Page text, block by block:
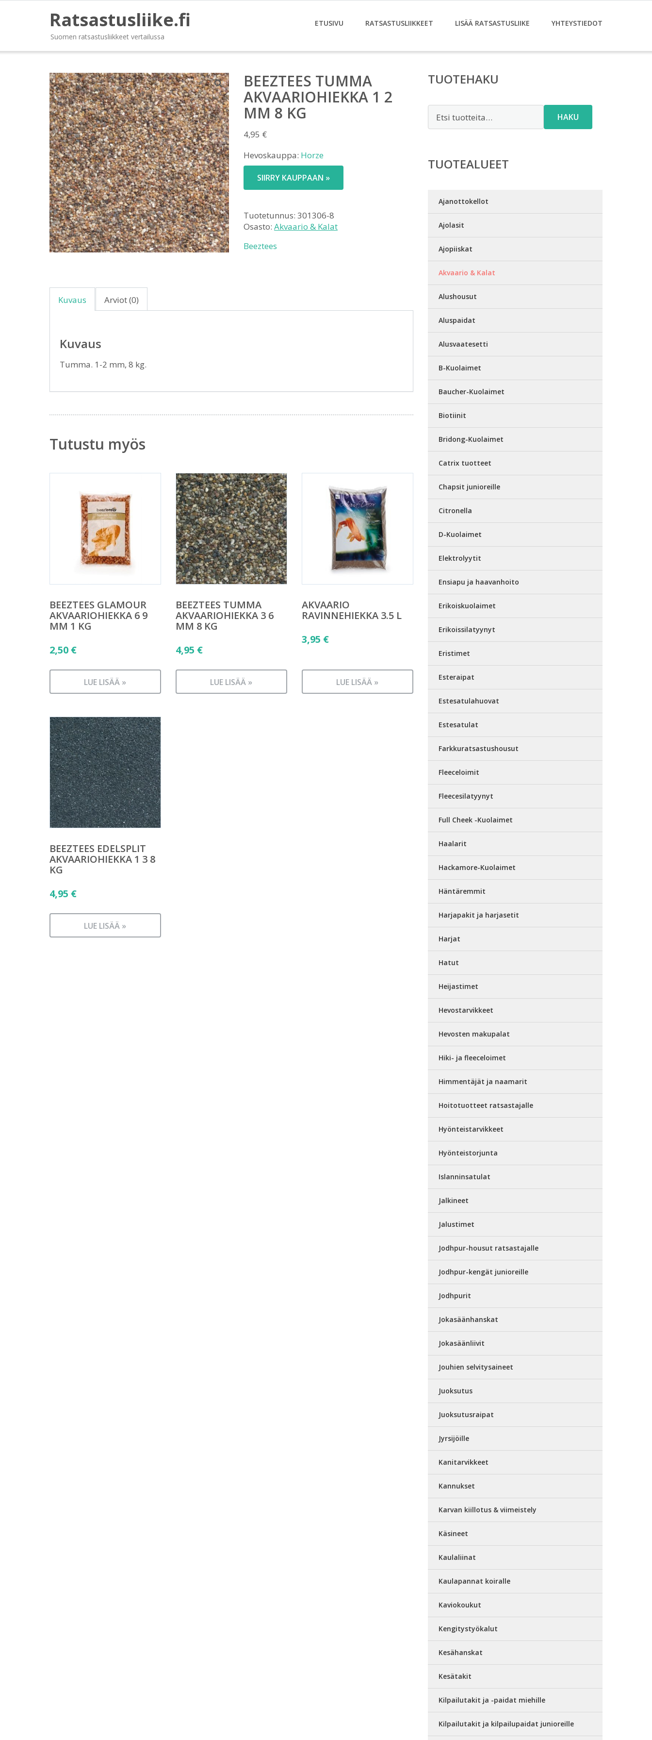
Ratsastusliike.fi
Suomen ratsastusliikkeet vertailussa
ETUSIVU RATSASTUSLIIKKEET LISÄÄ RATSASTUSLIIKE YHTEYSTIEDOT
BEEZTEES TUMMA
AKVAARIOHIEKKA 1 2
MM 8 KG
4,95 €
Hevoskauppa: Horze
SIIRRY KAUPPAAN »
Tuotetunnus: 301306-8
Osasto: Akvaario & Kalat
Beeztees
Kuvaus Arviot (0)
Kuvaus
Tumma. 1-2 mm, 8 kg.
Tutustu myös
BEEZTEES GLAMOUR
AKVAARIOHIEKKA 6 9
MM 1 KG
2,50 €
LUE LISÄÄ »
BEEZTEES TUMMA
AKVAARIOHIEKKA 3 6
MM 8 KG
4,95 €
LUE LISÄÄ »
AKVAARIO
RAVINNEHIEKKA 3.5 L
3,95 €
LUE LISÄÄ »
BEEZTEES EDELSPLIT
AKVAARIOHIEKKA 1 3 8
KG
4,95 €
LUE LISÄÄ »
TUOTEHAKU
HAKU
TUOTEALUEET
Ajanottokellot
Ajolasit
Ajopiiskat
Akvaario & Kalat
Alushousut
Aluspaidat
Alusvaatesetti
B-Kuolaimet
Baucher-Kuolaimet
Biotiinit
Bridong-Kuolaimet
Catrix tuotteet
Chapsit junioreille
Citronella
D-Kuolaimet
Elektrolyytit
Ensiapu ja haavanhoito
Erikoiskuolaimet
Erikoissilatyynyt
Eristimet
Esteraipat
Estesatulahuovat
Estesatulat
Farkkuratsastushousut
Fleeceloimit
Fleecesilatyynyt
Full Cheek -Kuolaimet
Haalarit
Hackamore-Kuolaimet
Häntäremmit
Harjapakit ja harjasetit
Harjat
Hatut
Heijastimet
Hevostarvikkeet
Hevosten makupalat
Hiki- ja fleeceloimet
Himmentäjät ja naamarit
Hoitotuotteet ratsastajalle
Hyönteistarvikkeet
Hyönteistorjunta
Islanninsatulat
Jalkineet
Jalustimet
Jodhpur-housut ratsastajalle
Jodhpur-kengät junioreille
Jodhpurit
Jokasäänhanskat
Jokasäänliivit
Jouhien selvitysaineet
Juoksutus
Juoksutusraipat
Jyrsijöille
Kanitarvikkeet
Kannukset
Karvan kiillotus & viimeistely
Käsineet
Kaulaliinat
Kaulapannat koiralle
Kaviokoukut
Kengitystyökalut
Kesähanskat
Kesätakit
Kilpailutakit ja -paidat miehille
Kilpailutakit ja kilpailupaidat junioreille